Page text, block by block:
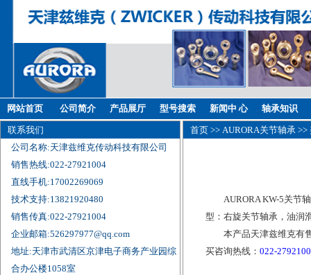
网站首页 公司简介 产品展厅 型号搜索 新闻中 心 轴承知识
联系我们
公司名称:天津兹维克传动科技有限公司
销售热线:022-27921004
直线手机:17002269069
技术支持:13821920480
销售传真:022-27921004
企业邮箱:526297977@qq.com
地址:天津市武清区京津电子商务产业园综
合办公楼1058室
首页 >> AURORA关节轴承 >>
AURORA KW-5关节
型：右旋关节轴承，油润
本产品天津兹维克有
买咨询热线：022-